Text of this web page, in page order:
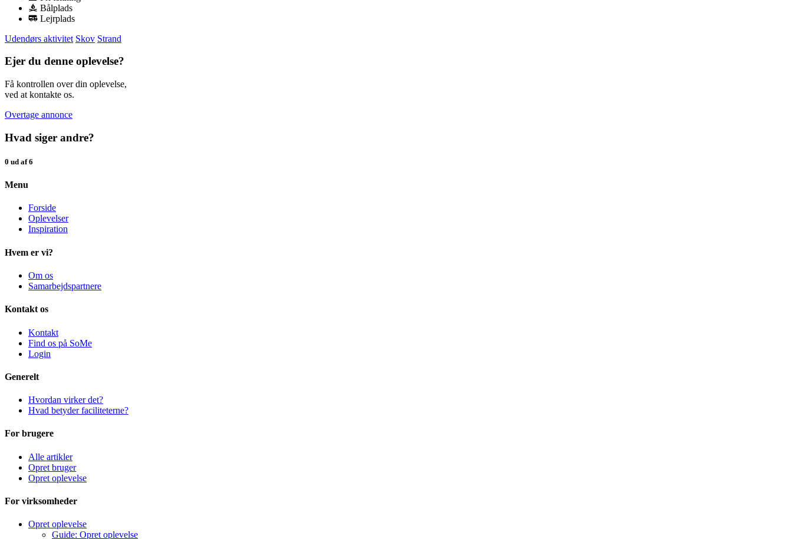
Bålplads
Lejrplads
Udendørs aktivitet Skov Strand
Ejer du denne oplevelse?
Få kontrollen over din oplevelse,
ved at kontakte os.
Overtage annonce
Hvad siger andre?
0 ud af 6
Menu
Forside
Oplevelser
Inspiration
Hvem er vi?
Om os
Samarbejdspartnere
Kontakt os
Kontakt
Find os på SoMe
Login
Generelt
Hvordan virker det?
Hvad betyder faciliteterne?
For brugere
Alle artikler
Opret bruger
Opret oplevelse
For virksomheder
Opret oplevelse
Guide: Opret oplevelse